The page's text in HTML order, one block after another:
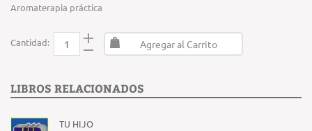
Aromaterapia práctica
Cantidad: Agregar al Carrito
LIBROS RELACIONADOS
TU HIJO